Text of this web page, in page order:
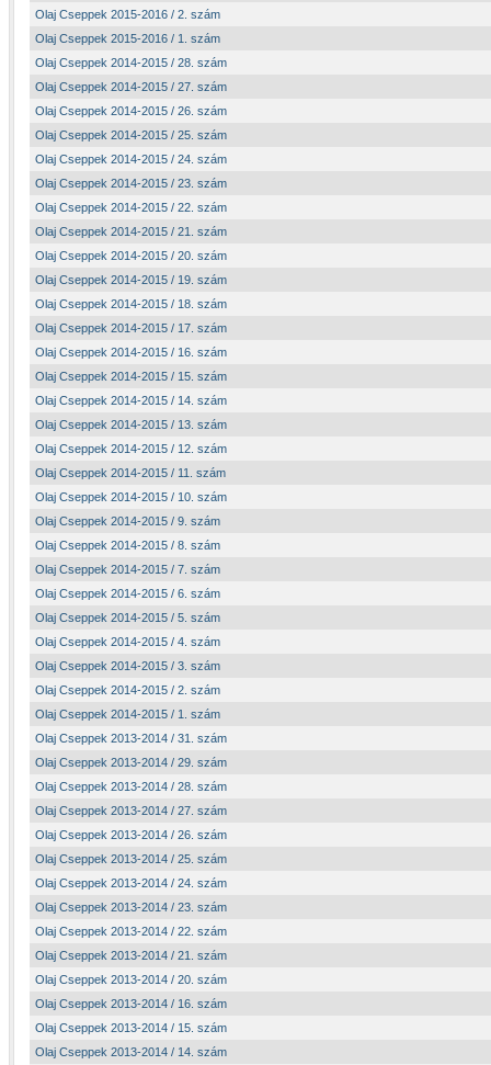
Olaj Cseppek 2015-2016 / 2. szám
Olaj Cseppek 2015-2016 / 1. szám
Olaj Cseppek 2014-2015 / 28. szám
Olaj Cseppek 2014-2015 / 27. szám
Olaj Cseppek 2014-2015 / 26. szám
Olaj Cseppek 2014-2015 / 25. szám
Olaj Cseppek 2014-2015 / 24. szám
Olaj Cseppek 2014-2015 / 23. szám
Olaj Cseppek 2014-2015 / 22. szám
Olaj Cseppek 2014-2015 / 21. szám
Olaj Cseppek 2014-2015 / 20. szám
Olaj Cseppek 2014-2015 / 19. szám
Olaj Cseppek 2014-2015 / 18. szám
Olaj Cseppek 2014-2015 / 17. szám
Olaj Cseppek 2014-2015 / 16. szám
Olaj Cseppek 2014-2015 / 15. szám
Olaj Cseppek 2014-2015 / 14. szám
Olaj Cseppek 2014-2015 / 13. szám
Olaj Cseppek 2014-2015 / 12. szám
Olaj Cseppek 2014-2015 / 11. szám
Olaj Cseppek 2014-2015 / 10. szám
Olaj Cseppek 2014-2015 / 9. szám
Olaj Cseppek 2014-2015 / 8. szám
Olaj Cseppek 2014-2015 / 7. szám
Olaj Cseppek 2014-2015 / 6. szám
Olaj Cseppek 2014-2015 / 5. szám
Olaj Cseppek 2014-2015 / 4. szám
Olaj Cseppek 2014-2015 / 3. szám
Olaj Cseppek 2014-2015 / 2. szám
Olaj Cseppek 2014-2015 / 1. szám
Olaj Cseppek 2013-2014 / 31. szám
Olaj Cseppek 2013-2014 / 29. szám
Olaj Cseppek 2013-2014 / 28. szám
Olaj Cseppek 2013-2014 / 27. szám
Olaj Cseppek 2013-2014 / 26. szám
Olaj Cseppek 2013-2014 / 25. szám
Olaj Cseppek 2013-2014 / 24. szám
Olaj Cseppek 2013-2014 / 23. szám
Olaj Cseppek 2013-2014 / 22. szám
Olaj Cseppek 2013-2014 / 21. szám
Olaj Cseppek 2013-2014 / 20. szám
Olaj Cseppek 2013-2014 / 16. szám
Olaj Cseppek 2013-2014 / 15. szám
Olaj Cseppek 2013-2014 / 14. szám